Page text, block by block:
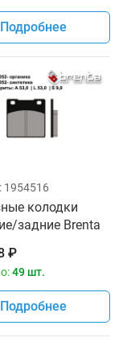
Подробнее
1954516
колодки
задние Brenta
₽
49 шт.
Подробнее